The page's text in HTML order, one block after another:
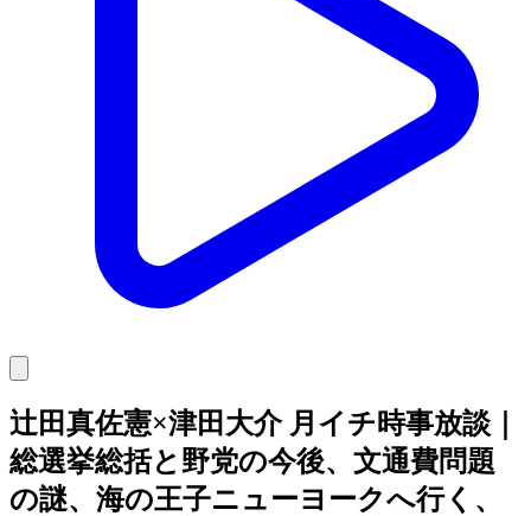
辻田真佐憲×津田大介 月イチ時事放談｜
総選挙総括と野党の今後、文通費問題
の謎、海の王子ニューヨークへ行く、